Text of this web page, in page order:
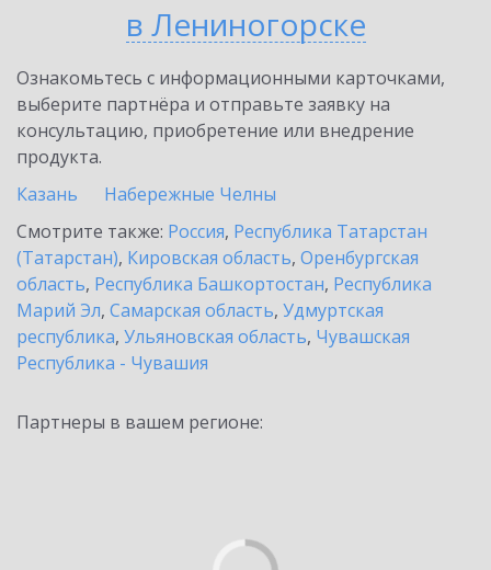
в Лениногорске
Ознакомьтесь с информационными карточками,
выберите партнёра и отправьте заявку на
консультацию, приобретение или внедрение
продукта.
Казань
Набережные Челны
Смотрите также: Россия, Республика Татарстан
(Татарстан), Кировская область, Оренбургская
область, Республика Башкортостан, Республика
Марий Эл, Самарская область, Удмуртская
республика, Ульяновская область, Чувашская
Республика - Чувашия
Партнеры в вашем регионе: